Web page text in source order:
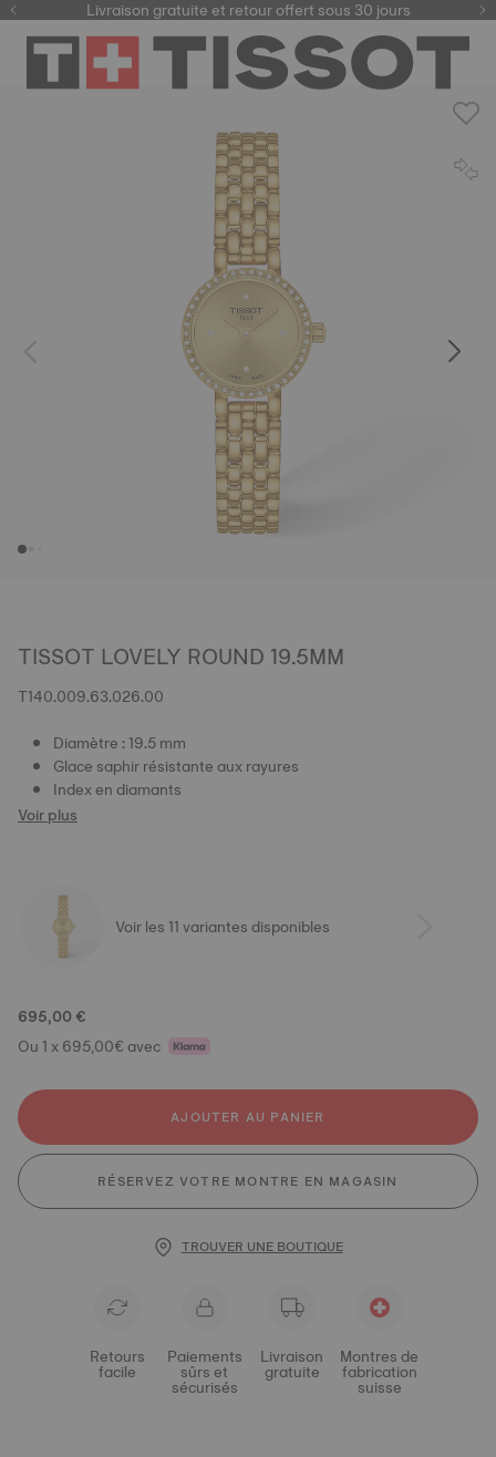
Livraison gratuite et retour offert sous 30 jours
TISSOT LOVELY ROUND 19.5MM
T140.009.63.026.00
Diamètre : 19.5 mm
Glace saphir résistante aux rayures
Index en diamants
Voir plus
Voir les 11 variantes disponibles
695,00 €
Ou 1 x 695,00€ avec
AJOUTER AU PANIER
RÉSERVEZ VOTRE MONTRE EN MAGASIN
TROUVER UNE BOUTIQUE
Retours
facile
Paiements
sûrs et
sécurisés
Livraison
gratuite
Montres de
fabrication
suisse